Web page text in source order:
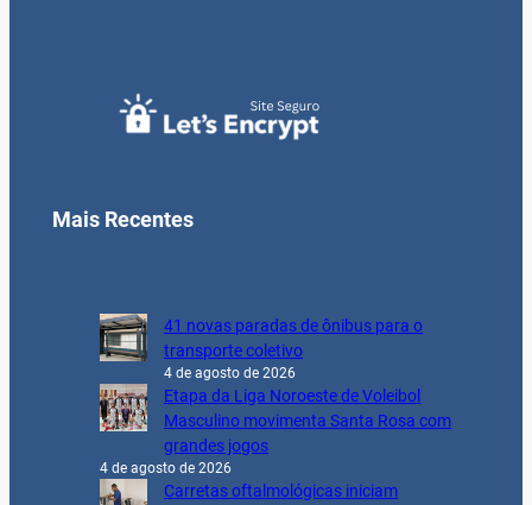
Mais Recentes
41 novas paradas de ônibus para o
transporte coletivo
4 de agosto de 2026
Etapa da Liga Noroeste de Voleibol
Masculino movimenta Santa Rosa com
grandes jogos
4 de agosto de 2026
Carretas oftalmológicas iniciam